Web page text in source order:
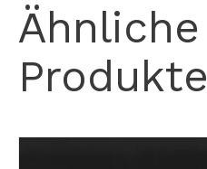
Ähnliche
Produkte